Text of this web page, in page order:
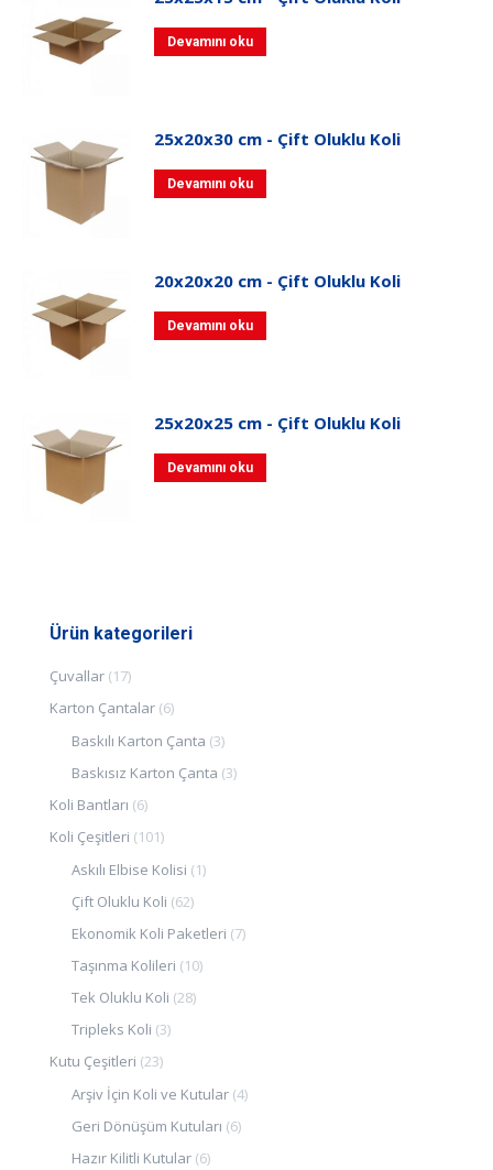
Devamını oku
25x20x30 cm - Çift Oluklu Koli
Devamını oku
20x20x20 cm - Çift Oluklu Koli
Devamını oku
25x20x25 cm - Çift Oluklu Koli
Devamını oku
Ürün kategorileri
Çuvallar (17)
Karton Çantalar (6)
Baskılı Karton Çanta (3)
Baskısız Karton Çanta (3)
Koli Bantları (6)
Koli Çeşitleri (101)
Askılı Elbise Kolisi (1)
Çift Oluklu Koli (62)
Ekonomik Koli Paketleri (7)
Taşınma Kolileri (10)
Tek Oluklu Koli (28)
Tripleks Koli (3)
Kutu Çeşitleri (23)
Arşiv İçin Koli ve Kutular (4)
Geri Dönüşüm Kutuları (6)
Hazır Kilitli Kutular (6)